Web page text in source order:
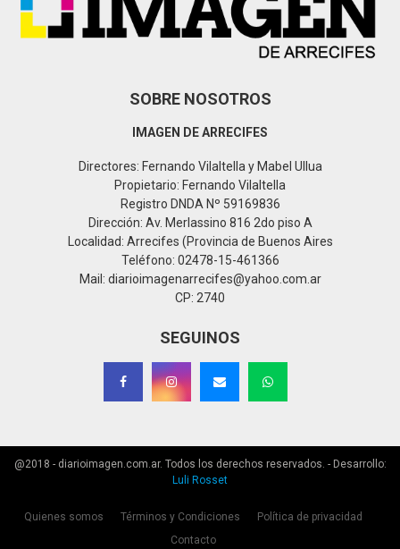
SOBRE NOSOTROS
IMAGEN DE ARRECIFES
Directores: Fernando Vilaltella y Mabel Ullua
Propietario: Fernando Vilaltella
Registro DNDA Nº 59169836
Dirección: Av. Merlassino 816 2do piso A
Localidad: Arrecifes (Provincia de Buenos Aires
Teléfono: 02478-15-461366
Mail: diarioimagenarrecifes@yahoo.com.ar
CP: 2740
SEGUINOS
@2018 - diarioimagen.com.ar. Todos los derechos reservados. - Desarrollo:
Luli Rosset
Quienes somos Términos y Condiciones
Política de privacidad
Contacto